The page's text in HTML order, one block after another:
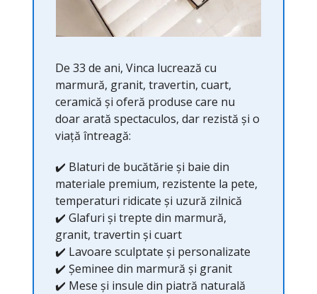
De 33 de ani, Vinca lucrează cu
marmură, granit, travertin, cuart,
ceramică și oferă produse care nu
doar arată spectaculos, dar rezistă și o
viață întreagă:
✔️ Blaturi de bucătărie și baie din
materiale premium, rezistente la pete,
temperaturi ridicate și uzură zilnică
✔️ Glafuri și trepte din marmură,
granit, travertin și cuart
✔️ Lavoare sculptate și personalizate
✔️ Șeminee din marmură și granit
✔️ Mese și insule din piatră naturală